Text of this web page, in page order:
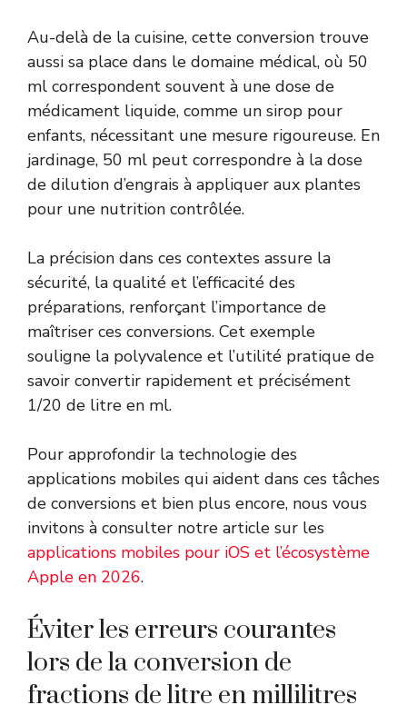
Au-delà de la cuisine, cette conversion trouve
aussi sa place dans le domaine médical, où 50
ml correspondent souvent à une dose de
médicament liquide, comme un sirop pour
enfants, nécessitant une mesure rigoureuse. En
jardinage, 50 ml peut correspondre à la dose
de dilution d’engrais à appliquer aux plantes
pour une nutrition contrôlée.
La précision dans ces contextes assure la
sécurité, la qualité et l’efficacité des
préparations, renforçant l’importance de
maîtriser ces conversions. Cet exemple
souligne la polyvalence et l’utilité pratique de
savoir convertir rapidement et précisément
1/20 de litre en ml.
Pour approfondir la technologie des
applications mobiles qui aident dans ces tâches
de conversions et bien plus encore, nous vous
invitons à consulter notre article sur les
applications mobiles pour iOS et l’écosystème
Apple en 2026.
Éviter les erreurs courantes
lors de la conversion de
fractions de litre en millilitres